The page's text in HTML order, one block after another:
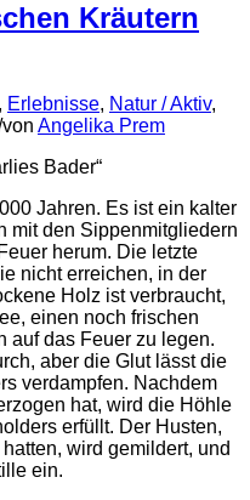
Kräutern
, Erlebnisse, Natur / Aktiv,
von Angelika Prem
Bader“
Jahren. Es ist ein kalter
mit den Sippenmitgliedern
herum. Die letzte
nicht erreichen, in der
Holz ist verbraucht,
einen noch frischen
auf das Feuer zu legen.
aber die Glut lässt die
verdampfen. Nachdem
hat, wird die Höhle
erfüllt. Der Husten,
wird gemildert, und
ein.